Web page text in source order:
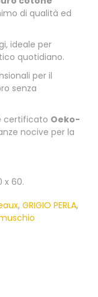
di qualità ed
ideale per
quotidiano.
per il
senza
certificato Oeko-
nocive per la
x 60.
, GRIGIO PERLA,